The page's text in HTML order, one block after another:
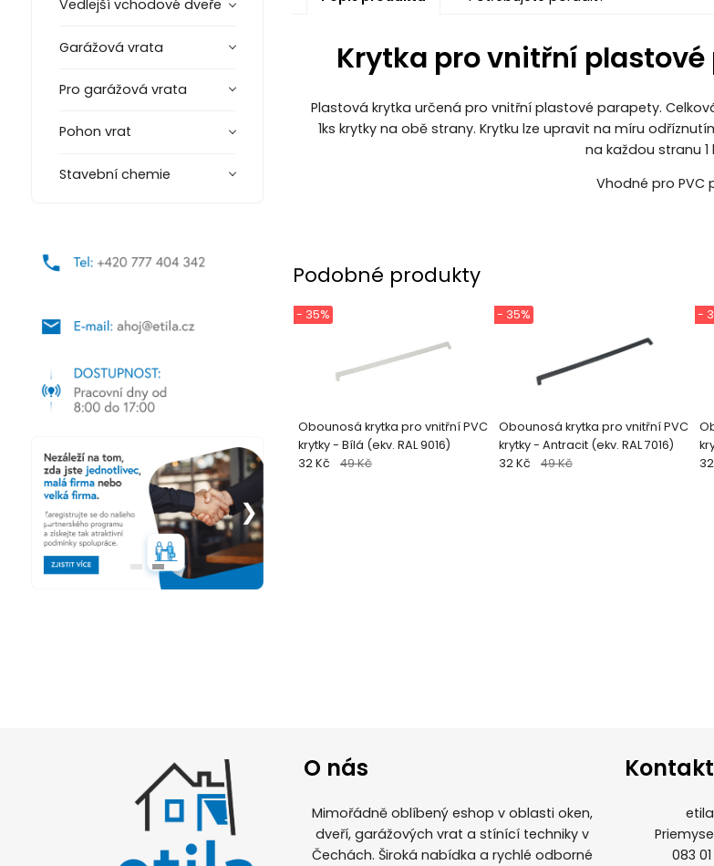
Vedlejší vchodové dveře
Garážová vrata
Pro garážová vrata
Pohon vrat
Stavební chemie
Krytka pro vnitřní
Plastová krytka určená pro vnitřní plastové parapety.
1ks krytky na obě strany. Krytku lze upravit na míru
na každou stranu
Vhodné pro PVC
Podobné produkty
Obounosá krytka pro vnitřní PVC
krytky - Bílá (ekv. RAL 9016)
- 35%
32 Kč 49 Kč
Obounosá krytka pro vnitřní PVC
krytky - Antracit (ekv. RAL 7016)
- 35%
32 Kč 49 Kč
-
O nás
Mimořádně oblíbený eshop v oblasti oken,
dveří, garážových vrat a stínící techniky v
Čechách. Široká nabídka a rychlé odborné
Kontakt
083